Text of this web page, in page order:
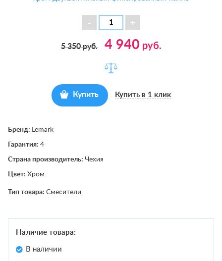
5 350руб. 4 940 руб.
Купить Купить в 1 клик
Бренд: Lemark
Гарантия: 4
Страна производитель: Чехия
Цвет: Хром
Тип товара: Смесители
Наличие товара:
В наличии